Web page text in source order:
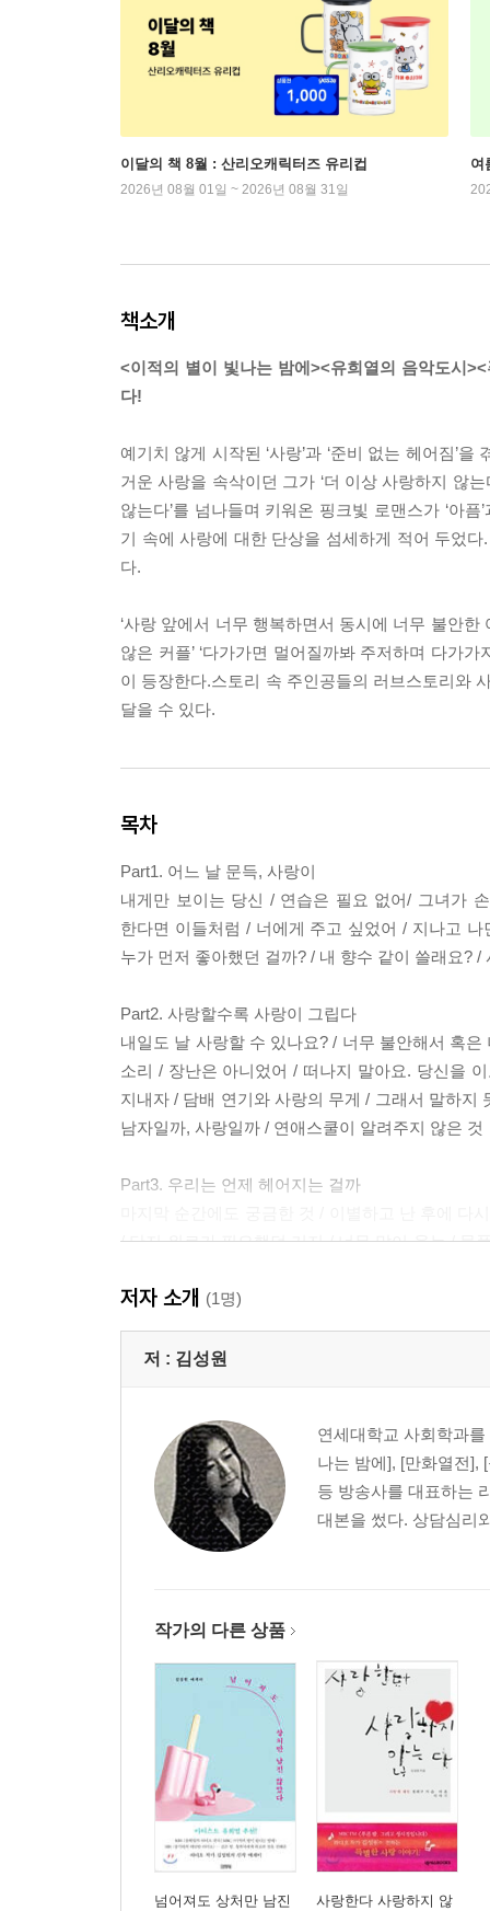
이달의 책 8월 : 산리오캐릭터즈 유리컵
2026년 08월 01일 ~ 2026년 08월 31일
여
책소개
<이적의 별이 빛나는 밤에><유희열의 음악도시
다!
예기치 않게 시작된 ‘사랑’과 ‘준비 없는 헤어짐’
거운 사랑을 속삭이던 그가 ‘더 이상 사랑하지 않
않는다’를 넘나들며 키워온 핑크빛 로맨스가 ‘아
기 속에 사랑에 대한 단상을 섬세하게 적어 두었
다.
‘사랑 앞에서 너무 행복하면서 동시에 너무 불안한
않은 커플’ ‘다가가면 멀어질까봐 주저하며 다가
이 등장한다.스토리 속 주인공들의 러브스토리와
달을 수 있다.
목차
Part1. 어느 날 문득, 사랑이
내게만 보이는 당신 / 연습은 필요 없어/ 그녀가
한다면 이들처럼 / 너에게 주고 싶었어 / 지나고
누가 먼저 좋아했던 걸까? / 내 향수 같이 쓸래요?
Part2. 사랑할수록 사랑이 그립다
내일도 날 사랑할 수 있나요? / 너무 불안해서 혹
소리 / 장난은 아니었어 / 떠나지 말아요. 당신을
지내자 / 담배 연기와 사랑의 무게 / 그래서 말하
남자일까, 사랑일까 / 연애스쿨이 알려주지 않은 것
Part3. 우리는 언제 헤어지는 걸까
/ 단지 위로가 필요했던 거지 / 너무 많이 웃는 / 물
길들
Part4. 사랑, 또다시 널 만날 수 있을까
햄버거 먹는 방식 - 영진의 2초 / 그녀의 햄버거
후에도 당신을 사랑할 수 있을까요? / Famous
저자 소개 (1명)
저 : 김성원
연세대학교 사회학과
나는 밤에], [만화열전],
등 방송사를 대표하는
대본을 썼다. 상담심리
작가의 다른 상품
넘어져도 상처만 남진 사랑한다 사랑하지 않